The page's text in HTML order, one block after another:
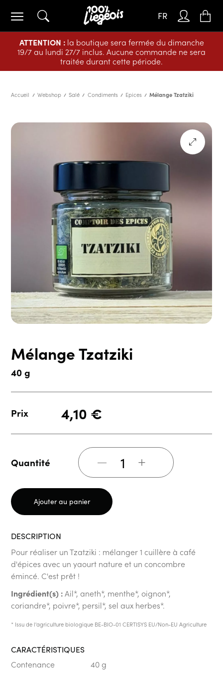
ATTENTION :la boutique sera fermée du dimanche
19/7 au lundi 27/7 inclus. Aucune commande ne sera
traitée durant cette période.
FR
Accueil Webshop Salé Condiments Epices Mélange Tzatziki
Mélange Tzatziki
40 g
Prix 4,10 €
Quantité +
Ajouter au panier
DESCRIPTION
Pour réaliser un Tzatziki : mélanger 1 cuillère à café
d'épices avec un yaourt nature et un concombre
émincé. C'est prêt !
Ingrédient(s) :Ail*, aneth*, menthe*, oignon*,
coriandre*, poivre*, persil*, sel aux herbes*.
* Issu de l'agriculture biologique BE-BIO-01 CERTISYS EU/Non-EU Agriculture
CARACTÉRISTIQUES
Contenance
40 g